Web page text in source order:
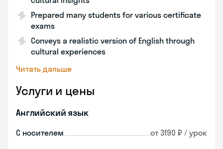
Prepared many students for various certificate
exams
Conveys a realistic version of English through
cultural experiences
Читать дальше
Услуги и цены
Английский язык
С носителем от 3190 ₽ / урок